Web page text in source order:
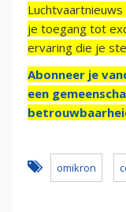
je toegang tot
ervaring die je
Abonneer je
een
omikron